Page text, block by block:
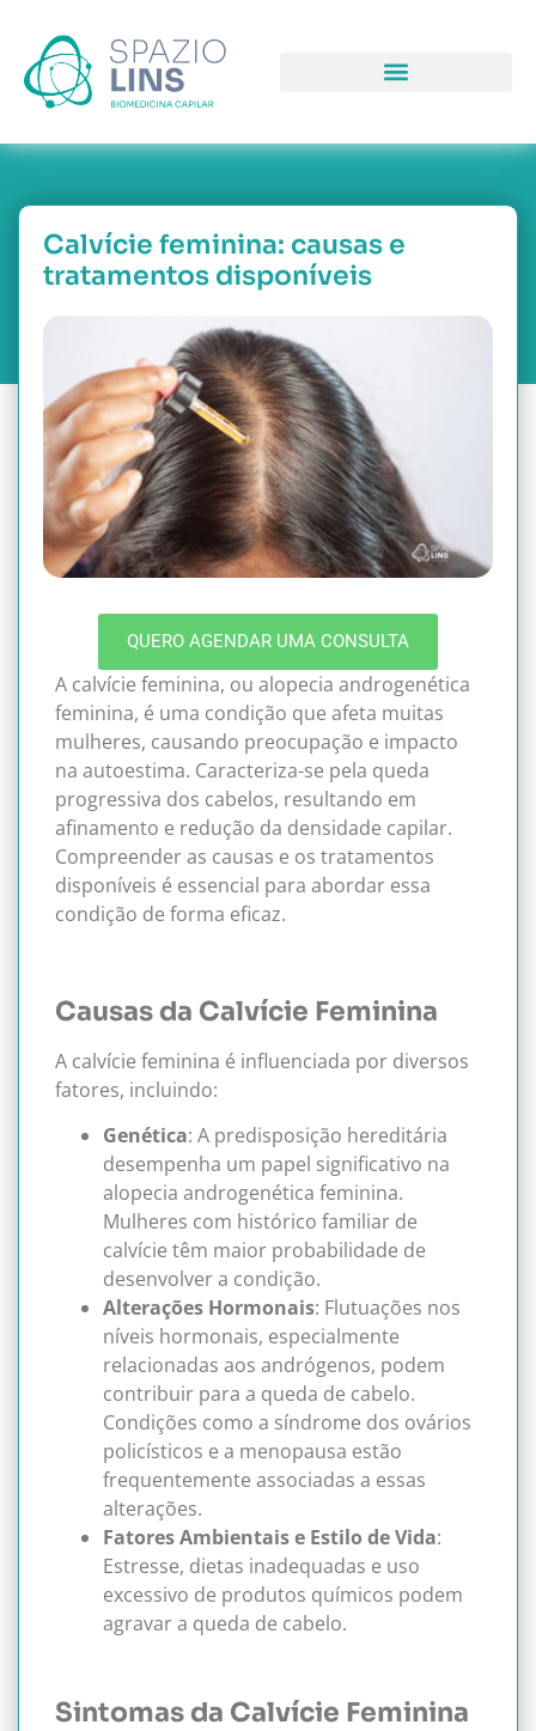
Calvície feminina: causas e
tratamentos disponíveis
QUERO AGENDAR UMA CONSULTA
A calvície feminina, ou alopecia androgenética
feminina, é uma condição que afeta muitas
mulheres, causando preocupação e impacto
na autoestima. Caracteriza-se pela queda
progressiva dos cabelos, resultando em
afinamento e redução da densidade capilar.
Compreender as causas e os tratamentos
disponíveis é essencial para abordar essa
condição de forma eficaz.
Causas da Calvície Feminina
A calvície feminina é influenciada por diversos
fatores, incluindo:
Genética: A predisposição hereditária
desempenha um papel significativo na
alopecia androgenética feminina.
Mulheres com histórico familiar de
calvície têm maior probabilidade de
desenvolver a condição.
Alterações Hormonais: Flutuações nos
níveis hormonais, especialmente
relacionadas aos andrógenos, podem
contribuir para a queda de cabelo.
Condições como a síndrome dos ovários
policísticos e a menopausa estão
frequentemente associadas a essas
alterações.
Fatores Ambientais e Estilo de Vida:
Estresse, dietas inadequadas e uso
excessivo de produtos químicos podem
agravar a queda de cabelo.
Sintomas da Calvície Feminina